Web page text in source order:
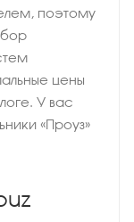
поэтому
цены
У вас
«Проуз»